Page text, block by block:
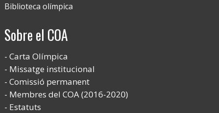
Biblioteca olímpica
Sobre el COA
Carta Olímpica
Missatge institucional
Comissió permanent
Membres del COA (2016-2020)
Estatuts